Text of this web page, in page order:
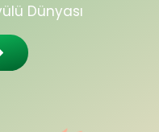
Dünyası